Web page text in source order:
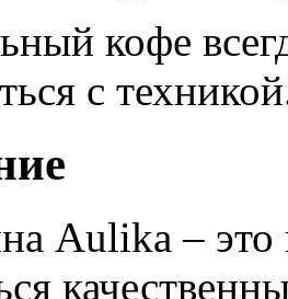
кофе
с
Aulika – это